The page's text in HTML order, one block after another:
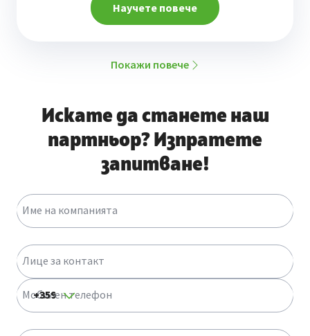
Научете повече
Покажи повече
Искате да станете наш
партньор? Изпратете
запитване!
Име на компанията
Лице за контакт
Мобилен телефон